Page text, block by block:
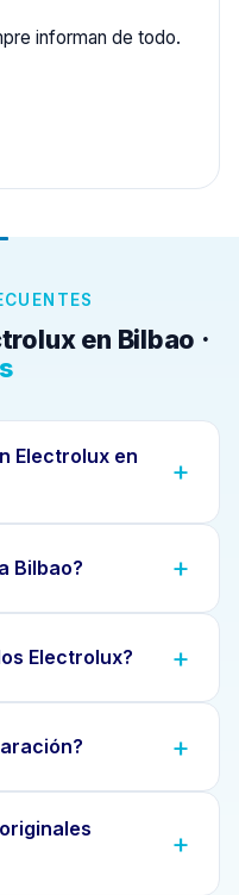
informan de todo.
en Bilbao ·
Electrolux en
Bilbao?
Electrolux?